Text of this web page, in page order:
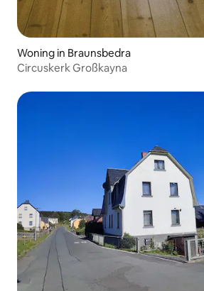
Woning in Braunsbedra
Circuskerk Großkayna